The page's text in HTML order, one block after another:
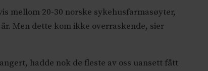
mellom 20-30 norske sykehusfarmasøyter,
Men dette kom ikke overraskende, sier
hadde nok de fleste av oss uansett fått